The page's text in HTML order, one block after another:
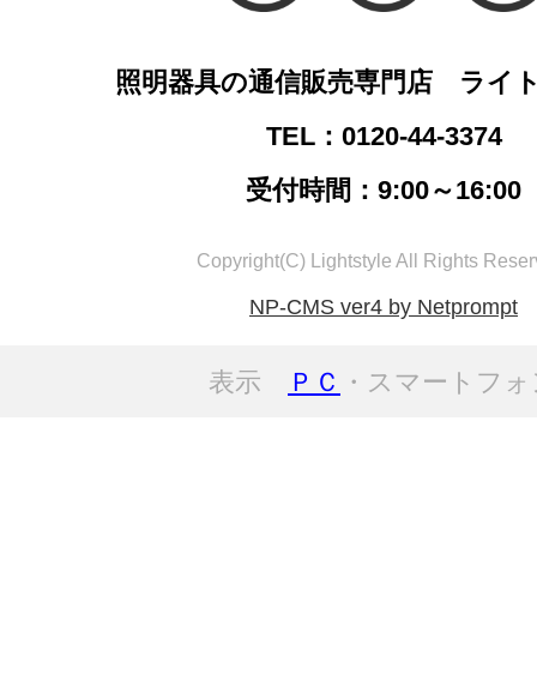
照明器具の通信販売専門店 ライ
TEL：0120-44-3374
受付時間：9:00～16:00
Copyright(C) Lightstyle All Rights
NP-CMS ver4 by Netprompt
表示 ＰＣ ・スマートフ